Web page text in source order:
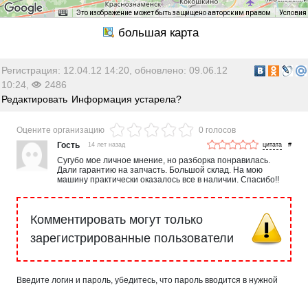
Это изображение может быть защищено авторским правом Условия
Регистрация: 12.04.12 14:20, обновлено: 09.06.12
10:24,
2486
Редактировать Информация устарела?
Оцените организацию
0 голосов
Гость
14 лет назад #
Сугубо мое личное мнение, но разборка понравилась.
Дали гарантию на запчасть. Большой склад. На мою
машину практически оказалось все в наличии. Спасибо!!
Комментировать могут только
зарегистрированные пользователи
Введите логин и пароль, убедитесь, что пароль вводится в нужной